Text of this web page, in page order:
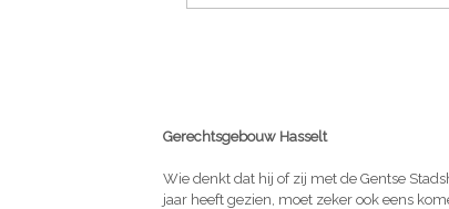
Gerechtsgebouw Hasselt
Wie denkt dat hij of zij met de Gentse
jaar heeft gezien, moet zeker ook eens